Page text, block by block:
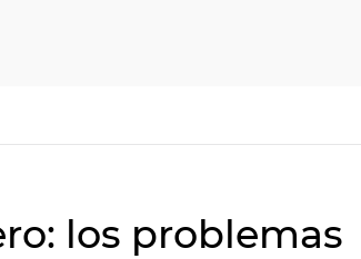
los problemas